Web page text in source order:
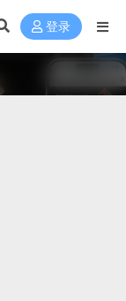
登录